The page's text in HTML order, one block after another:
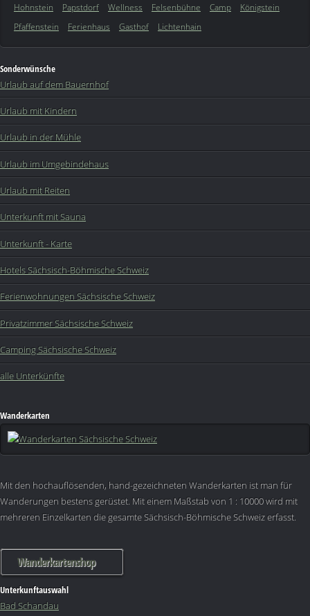
Hohnstein
Papstdorf Wellness Felsenbühne Camp
Königstein
Pfaffenstein
Ferienhaus Gasthof Lichtenhain
Sonderwünsche
Urlaub auf dem Bauernhof
Urlaub mit Kindern
Urlaub in der Mühle
Urlaub im Umgebindehaus
Urlaub mit Reiten
Unterkunft mit Sauna
Unterkunft - Karte
Hotels Sächsisch-Böhmische Schweiz
Ferienwohnungen Sächsische Schweiz
Privatzimmer Sächsische Schweiz
Camping Sächsische Schweiz
alle Unterkünfte
Wanderkarten
Mit den hochauflösenden, hand-gezeichneten Wanderkarten ist man für
Wanderungen bestens gerüstet. Mit einem Maßstab von 1 : 10000 wird mit
mehreren Einzelkarten die gesamte Sächsisch-Böhmische Schweiz erfasst.
Wanderkartenshop
Unterkunftauswahl
Bad Schandau